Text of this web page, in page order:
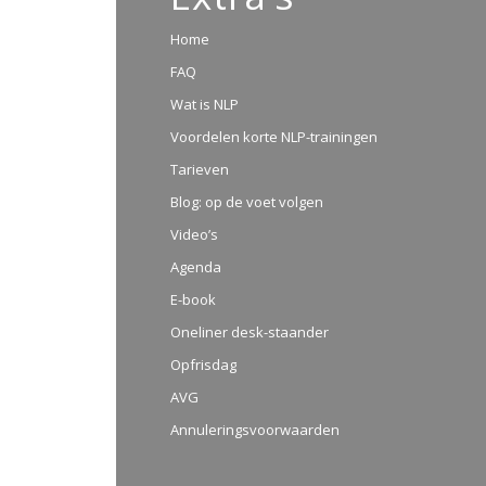
Home
FAQ
Wat is NLP
Voordelen korte NLP-trainingen
Tarieven
Blog: op de voet volgen
Video’s
Agenda
E-book
Oneliner desk-staander
Opfrisdag
AVG
Annuleringsvoorwaarden